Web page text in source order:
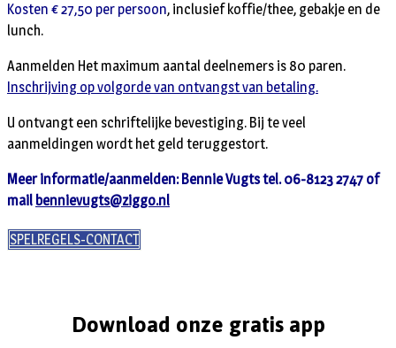
Kosten € 27,50 per persoon, inclusief koffie/thee, gebakje en de
lunch.
Aanmelden Het maximum aantal deelnemers is 80 paren.
Inschrijving op volgorde van ontvangst van betaling.
U ontvangt een schriftelijke bevestiging. Bij te veel
aanmeldingen wordt het geld teruggestort.
Meer informatie/aanmelden: Bennie Vugts tel. 06-8123 2747 of
mail bennievugts@ziggo.nl
SPELREGELS-CONTACT
Download onze gratis app